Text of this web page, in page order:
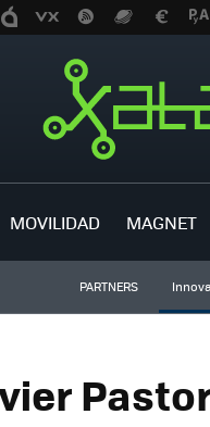
MOVILIDAD MAGNET
PARTNERS